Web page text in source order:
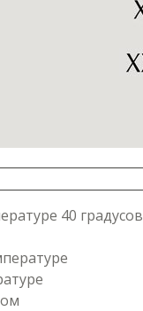
40 градусов